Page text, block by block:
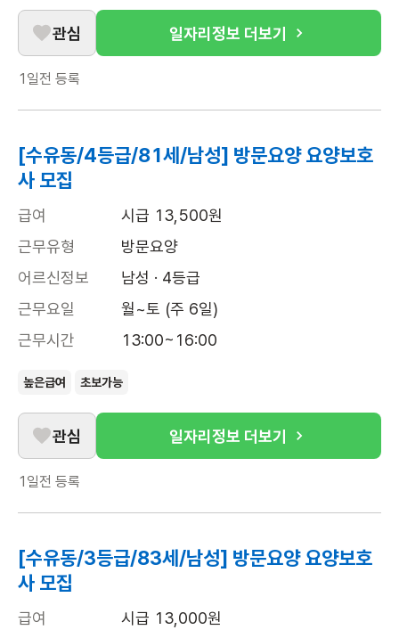
관심 일자리정보 더보기
1일전 등록
[수유동/4등급/81세/남성] 방문요양 요양보호
사 모집
급여
시급 13,500원
근무유형
방문요양
어르신정보
남성 · 4등급
근무요일
월~토 (주 6일)
근무시간
13:00~16:00
높은급여 초보가능
관심 일자리정보 더보기
1일전 등록
[수유동/3등급/83세/남성] 방문요양 요양보호
사 모집
급여
시급 13,000원